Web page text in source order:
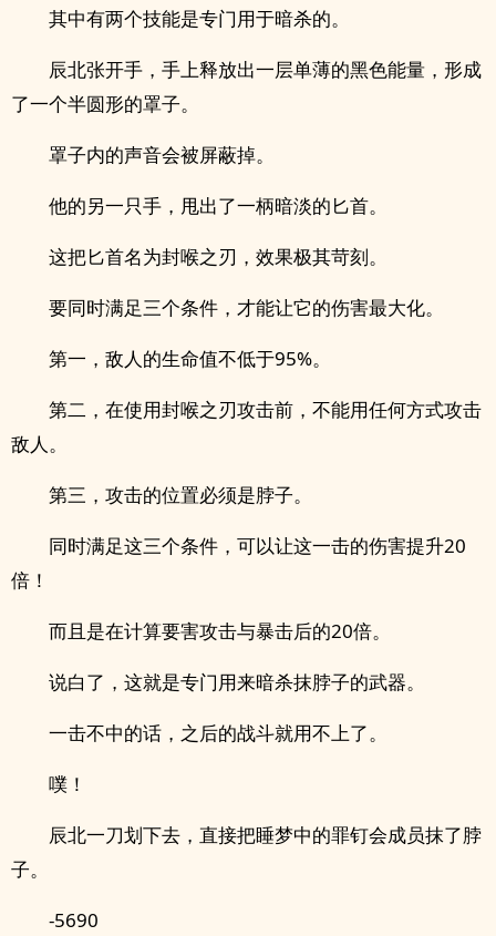
其中有两个技能是专门用于暗杀的。
辰北张开手，手上释放出一层单薄的黑色能量，形成
了一个半圆形的罩子。
罩子内的声音会被屏蔽掉。
他的另一只手，甩出了一柄暗淡的匕首。
这把匕首名为封喉之刃，效果极其苛刻。
要同时满足三个条件，才能让它的伤害最大化。
第一，敌人的生命值不低于95%。
第二，在使用封喉之刃攻击前，不能用任何方式攻击
敌人。
第三，攻击的位置必须是脖子。
同时满足这三个条件，可以让这一击的伤害提升20
倍！
而且是在计算要害攻击与暴击后的20倍。
说白了，这就是专门用来暗杀抹脖子的武器。
一击不中的话，之后的战斗就用不上了。
噗！
辰北一刀划下去，直接把睡梦中的罪钉会成员抹了脖
子。
-5690